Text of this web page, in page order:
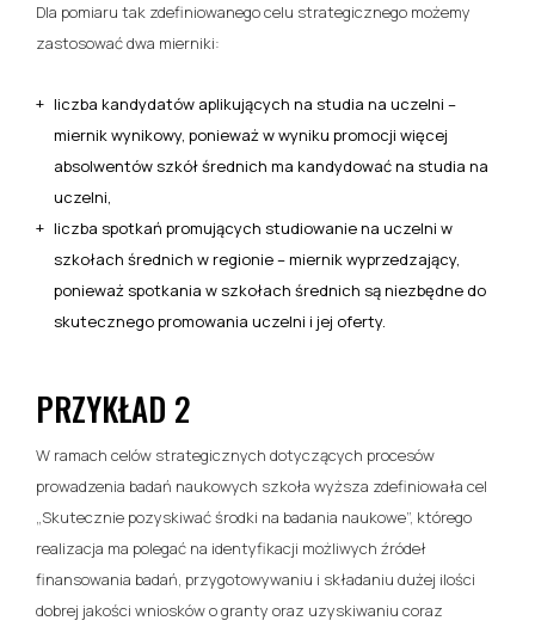
Dla pomiaru tak zdefiniowanego celu strategicznego możemy
zastosować dwa mierniki:
liczba kandydatów aplikujących na studia na uczelni –
miernik wynikowy, ponieważ w wyniku promocji więcej
absolwentów szkół średnich ma kandydować na studia na
uczelni,
liczba spotkań promujących studiowanie na uczelni w
szkołach średnich w regionie – miernik wyprzedzający,
ponieważ spotkania w szkołach średnich są niezbędne do
skutecznego promowania uczelni i jej oferty.
PRZYKŁAD 2
W ramach celów strategicznych dotyczących procesów
prowadzenia badań naukowych szkoła wyższa zdefiniowała cel
„Skutecznie pozyskiwać środki na badania naukowe”, którego
realizacja ma polegać na identyfikacji możliwych źródeł
finansowania badań, przygotowywaniu i składaniu dużej ilości
dobrej jakości wniosków o granty oraz uzyskiwaniu coraz